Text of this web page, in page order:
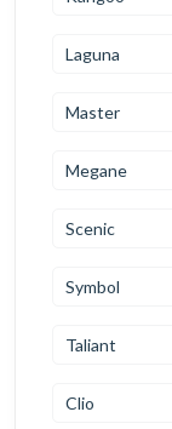
Laguna
Master
Megane
Scenic
Symbol
Taliant
Clio